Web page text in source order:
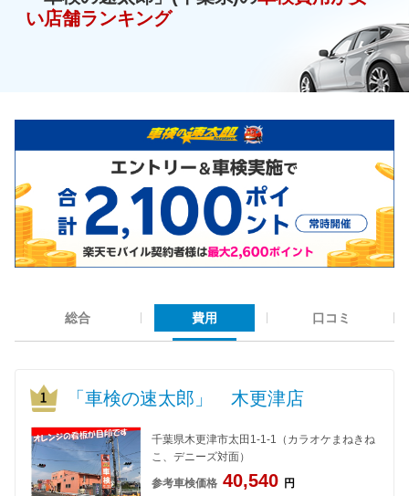
い店舗ランキング
総合 費用 口コミ
「車検の速太郎」 木更津店
千葉県木更津市太田1-1-1（カラオケまねきね
こ、デニーズ対面）
参考車検価格 40,540 円